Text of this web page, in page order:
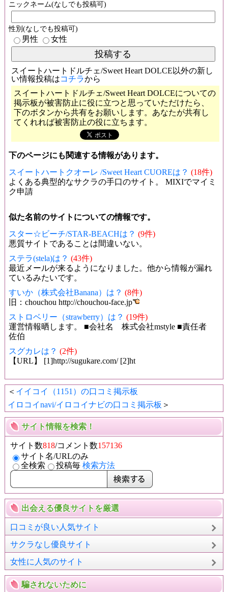
ニックネーム(なしでも投稿可)
性別(なしでも投稿可)
男性 女性
スイートハートドルチェ/Sweet Heart DOLCE以外の新し
い情報投稿はコチラから
スイートハートドルチェ/Sweet Heart DOLCEについての
掲示板が被害防止に役に立つと思っていただけたら、
下のボタンから共有をお願いします。あなたが共有し
てくれれば被害防止の役に立ちます。
下のページにも関連する情報があります。
スイートハートクオーレ /Sweet Heart CUOREは？ (18件)
よくある典型的なサクラの手口のサイト。 MIXIでマイミ
ク申請
似た名前のサイトについての情報です。
スター☆ビーチ/STAR-BEACHは？ (9件)
悪質サイトであることは間違いない。
ステラ(stela)は？ (43件)
最近メールが来るようになりました。他から情報が漏れ
ているみたいです。
すいか（株式会社Banana）は？ (8件)
旧：chouchou http://chouchou-face.jp
ストロベリー（strawberry）は？ (19件)
運営情報晒します。 ■会社名 株式会社mstyle ■責任者
佐伯
スグカレは？ (2件)
【URL】 [1]http://sugukare.com/ [2]ht
＜ イイコイ（1151）の口コミ掲示板
イロコイnavi/イロコイナビの口コミ掲示板 ＞
サイト情報を検索！
サイト数818/コメント数157136
サイト名/URLのみ
全検索
投稿毎 検索方法
出会える優良サイトを厳選
口コミが良い人気サイト
サクラなし優良サイト
女性に人気のサイト
騙されないために